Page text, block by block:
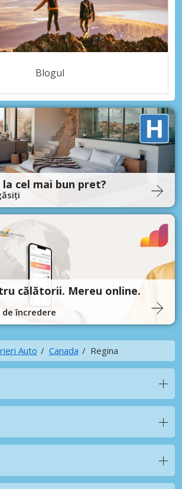
Blogul
cel mai bun pret?
călătorii. Mereu online.
încredere
Auto Canada Regina